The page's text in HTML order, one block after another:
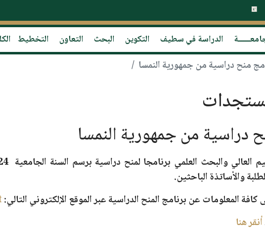
الدراسة في سطيف التكوين البحث التعاون التخطيط
منح دراسية من جمهورية النمسا
دراسية من جمهورية النمسا
العالي والبحث العلمي برنامجا لمنح دراسية برسم السنة الجامعية 2024-2025
والأساتذة الباحثين.
المعلومات عن برنامج المنح الدراسية عبر الموقع الإلكتروني التالي:
أنقر هنا